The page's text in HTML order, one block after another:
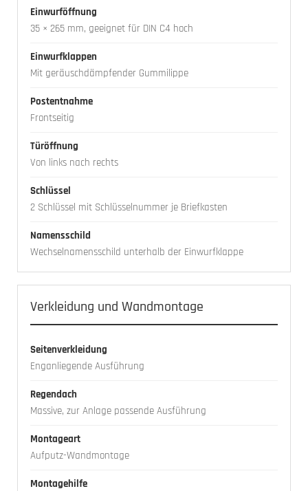
Einwurföffnung
35 × 265 mm, geeignet für DIN C4 hoch
Einwurfklappen
Mit geräuschdämpfender Gummilippe
Postentnahme
Frontseitig
Türöffnung
Von links nach rechts
Schlüssel
2 Schlüssel mit Schlüsselnummer je Briefkasten
Namensschild
Wechselnamensschild unterhalb der Einwurfklappe
Verkleidung und Wandmontage
Seitenverkleidung
Enganliegende Ausführung
Regendach
Massive, zur Anlage passende Ausführung
Montageart
Aufputz-Wandmontage
Montagehilfe